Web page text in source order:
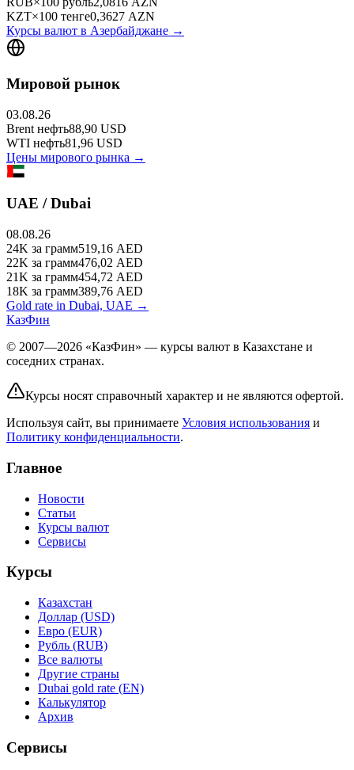
KZT×100 тенге0,3627 AZN
Курсы валют в Азербайджане →
Мировой рынок
03.08.26
Brent нефть88,90 USD
WTI нефть81,96 USD
Цены мирового рынка →
UAE / Dubai
08.08.26
24K за грамм519,16 AED
22K за грамм476,02 AED
21K за грамм454,72 AED
18K за грамм389,76 AED
Gold rate in Dubai, UAE →
КазФин
© 2007—2026 «КазФин» — курсы валют в Казахстане и
соседних странах.
Курсы носят справочный характер и не являются офертой.
Используя сайт, вы принимаете Условия использования и
Политику конфиденциальности.
Главное
Новости
Статьи
Курсы валют
Сервисы
Курсы
Казахстан
Доллар (USD)
Евро (EUR)
Рубль (RUB)
Все валюты
Другие страны
Dubai gold rate (EN)
Калькулятор
Архив
Сервисы